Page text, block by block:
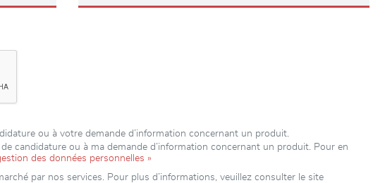
ou à votre demande d’information concernant un produit.
candidature ou à ma demande d’information concernant un produit. Pour en
des données personnelles »
par nos services. Pour plus d’informations, veuillez consulter le site